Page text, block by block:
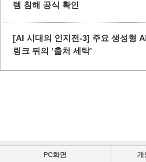
템 침해 공식 확인
[AI 시대의 인지전-3] 주요 생성형
링크 뒤의 ‘출처 세탁’
PC화면 개